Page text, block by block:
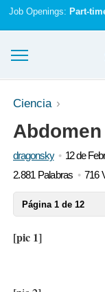
Job Openings: Part-
Ensayos y
Registrarse
Iniciar sesión
Ciencia
dragonsky
12 de
2.881 Palabras
716
Página 1 de 12
[pic 1]